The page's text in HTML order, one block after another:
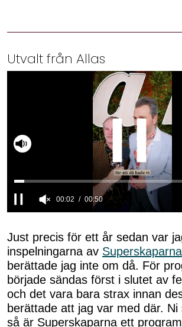
Utvalt från Allas
of
50
seconds
Just precis för ett år sedan var
inspelningarna av Superskaparna
berättade jag inte om då. För
började sändas först i slutet av
och det vara bara strax innan
berättade att jag var med där.
så är Superskaparna ett